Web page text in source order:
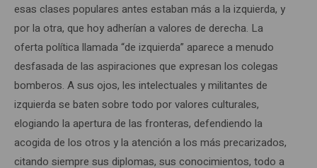
esas clases populares antes estaban más a la izquierda, y
por la otra, que hoy adherían a valores de derecha. La
oferta política llamada “de izquierda” aparece a menudo
desfasada de las aspiraciones que expresan los colegas
bomberos. A sus ojos, les intelectuales y militantes de
izquierda se baten sobre todo por valores culturales,
elogiando la apertura de las fronteras, defendiendo la
acogida de los otros y la atención a los más precarizados,
citando siempre sus diplomas, sus conocimientos, todo a